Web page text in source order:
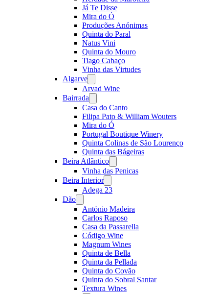
Já Te Disse
Mira do Ó
Produções Anónimas
Quinta do Paral
Natus Vini
Quinta do Mouro
Tiago Cabaço
Vinha das Virtudes
Algarve
menu
Arvad Wine
Bairrada
menu
Casa do Canto
Filipa Pato & William Wouters
Mira do Ó
Portugal Boutique Winery
Quinta Colinas de São Lourenço
Quinta das Bágeiras
Beira Atlântico
menu
Vinha das Penicas
Beira Interior
menu
Adega 23
Dão
menu
António Madeira
Carlos Raposo
Casa da Passarella
Código Wine
Magnum Wines
Quinta de Bella
Quinta da Pellada
Quinta do Covão
Quinta do Sobral Santar
Textura Wines